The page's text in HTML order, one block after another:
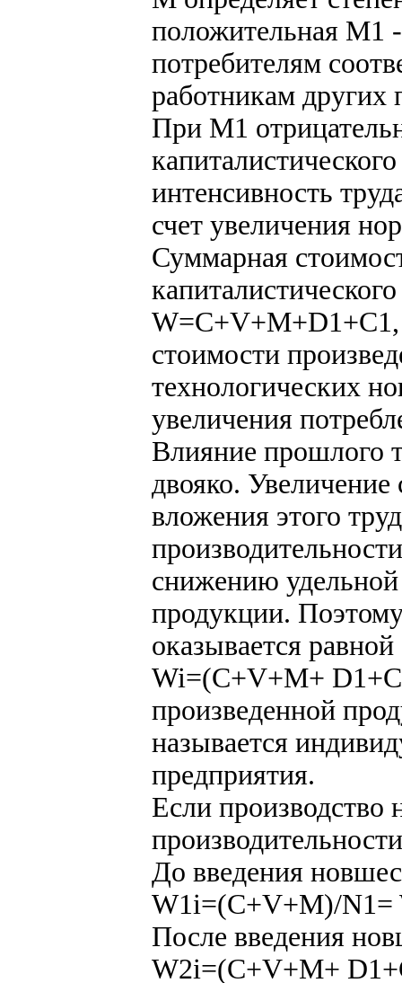
положительная М1 -
потребителям
работникам других
При М1
интенсивность
счет увеличения
Суммарная
W=C+V+M+D1+С1,
стоимости
технологических
увеличения
Влияние прошлого
двояко.
вложения этого
снижению
продукции.
оказывается равной
Wi=(C+V+M+
произведенной
называется
предприятия.
Если производство
До введения
W1i=(C+V+M)/N1=
После введения
W2i=(C+V+M+